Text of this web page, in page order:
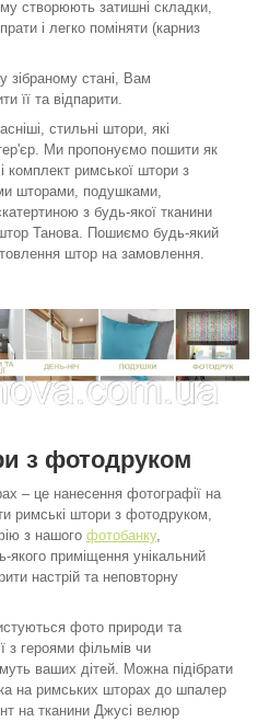
створюють затишні складки,
і легко поміняти (карниз
зібраному стані, Вам
її та відпарити.
стильні штори, які
Ми пропонуємо пошити як
комплект римської штори з
шторами, подушками,
з будь-якої тканини
Танова. Пошиємо будь-який
штор на замовлення.
з фотодруком
– це нанесення фотографії на
римські штори з фотодруком,
з нашого фотобанку,
якого приміщення унікальний
настрій та неповторну
фото природи та
з героями фільмів чи
ваших дітей. Можна підібрати
на римських шторах до шпалер
на тканини Джусі велюр